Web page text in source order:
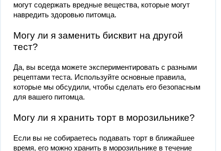
могут содержать вредные вещества, которые могут
навредить здоровью питомца.
Могу ли я заменить бисквит на другой
тест?
Да, вы всегда можете экспериментировать с разными
рецептами теста. Используйте основные правила,
которые мы обсудили, чтобы сделать его безопасным
для вашего питомца.
Могу ли я хранить торт в морозильнике?
Если вы не собираетесь подавать торт в ближайшее
время, его можно хранить в морозильнике в течение